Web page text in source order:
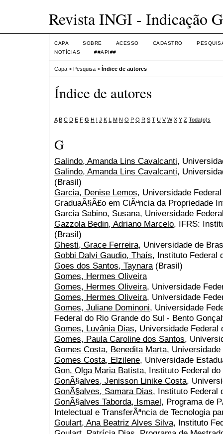
Revista INGI - Indicação
CAPA SOBRE ACESSO CADASTRO
NOTÍCIAS
##API##
Capa > Pesquisa > Índice de autores
Índice de autores
A B C D E F G H I J K L M N O P Q R S T U V W X Y Z Toda(o)s
G
Galindo, Amanda Lins Cavalcanti,
Galindo, Amanda Lins Cavalcanti,
(Brasil)
Garcia, Denise Lemos, Universidade
GraduaÃ§Ã£o em CiÃªncia da Propriedade
Garcia Sabino, Susana, Universidade
Gazzola Bedin, Adriano Marcelo, IFRS:
(Brasil)
Ghesti, Grace Ferreira, Universidade de
Gobbi Dalvi Gaudio, Thaís, Instituto Federal
Goes dos Santos, Taynara(Brasil)
Gomes, Hermes Oliveira
Gomes, Hermes Oliveira, Universidade
Gomes, Hermes Oliveira, Universidade
Gomes, Juliane Dominoni, Universidade
Federal do Rio Grande do Sul - Bento
Gomes, Luvânia Dias, Universidade Federal
Gomes, Paula Caroline dos Santos,
Gomes Costa, Benedita Marta, Universidade
Gomes Costa, Elzilene, Universidade
Gon, Olga Maria Batista, Instituto Federal
GonÃ§alves, Jenisson Linike Costa,
GonÃ§alves, Samara Dias, Instituto Federal
GonÃ§alves Taborda, Ismael, Programa de
Intelectual e TransferÃªncia de Tecnologia
Goulart, Ana Beatriz Alves Silva, Instituto